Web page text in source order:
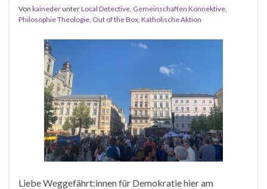
Von kainederunterLocal Detective Gemeinschaften Konnektive
Philosophie Theologie Out of the Box Katholische Aktion
Liebe Weggefährt:innen für Demokratie hier am